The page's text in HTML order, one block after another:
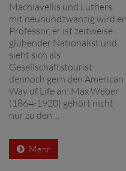
Machiavellis und Luthers,
mit neunundzwanzig wird er
Professor, er ist zeitweise
glühender Nationalist und
sieht sich als
Gesellschaftstourist
dennoch gern den American
Way of Life an: Max Weber
(1864-1920) gehört nicht
nur zu den ...
Mehr